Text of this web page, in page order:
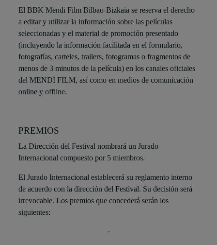
El BBK Mendi Film Bilbao-Bizkaia se reserva el derecho
a editar y utilizar la información sobre las películas
seleccionadas y el material de promoción presentado
(incluyendo la información facilitada en el formulario,
fotografías, carteles, trailers, fotogramas o fragmentos de
menos de 3 minutos de la película) en los canales oficiales
del MENDI FILM, así como en medios de comunicación
online y offline.
PREMIOS
La Dirección del Festival nombrará un Jurado
Internacional compuesto por 5 miembros.
El Jurado Internacional establecerá su reglamento interno
de acuerdo con la dirección del Festival. Su decisión será
irrevocable. Los premios que concederá serán los
siguientes:
·